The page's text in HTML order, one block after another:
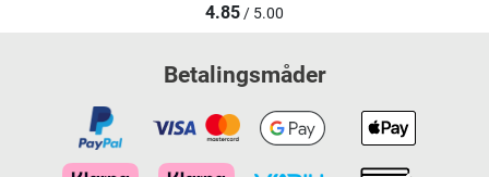
4.85/ 5.00
Betalingsmåder